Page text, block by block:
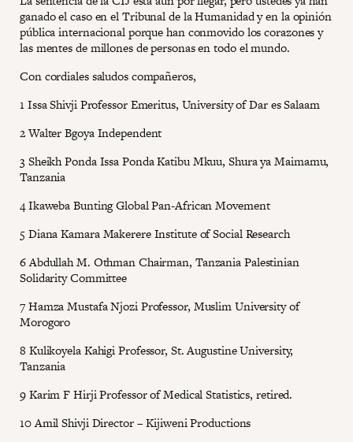
ganado el caso en el Tribunal de la Humanidad y en la opinión
pública internacional porque han conmovido los corazones y
las mentes de millones de personas en todo el mundo.
Con cordiales saludos compañeros,
1 Issa Shivji Professor Emeritus, University of Dar es Salaam
2 Walter Bgoya Independent
3 Sheikh Ponda Issa Ponda Katibu Mkuu, Shura ya Maimamu,
Tanzania
4 Ikaweba Bunting Global Pan-African Movement
5 Diana Kamara Makerere Institute of Social Research
6 Abdullah M. Othman Chairman, Tanzania Palestinian
Solidarity Committee
7 Hamza Mustafa Njozi Professor, Muslim University of
Morogoro
8 Kulikoyela Kahigi Professor, St. Augustine University,
Tanzania
9 Karim F Hirji Professor of Medical Statistics, retired.
10 Amil Shivji Director – Kijiweni Productions